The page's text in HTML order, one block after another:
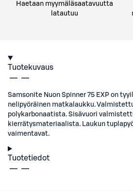
Haetaan myymäläsaatavuutta
latautuu
Tuotekuvaus
Samsonite Nuon Spinner 75 EXP on
nelipyöräinen matkalaukku.
polykarbonaatista. Sisävuori
kierrätysmateriaalista. Laukun
vaimentavat.
Tuotetiedot